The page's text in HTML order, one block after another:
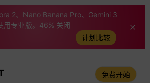
2、Nano Banana Pro、Gemini 3
用专业版。46% 关闭
计划比较
免费开始